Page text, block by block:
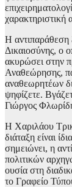
χαρακτηριστική
Η αντιπαράθεση
Δικαιοσύνης, ο
ακυρώσει στην
Αναθεώρησης,
αναθεωρητέων
ψηφίζετε.
Γιώργος
Η Χαριλάου
διάταξη είναι
σημειώνει, η
πολιτικών
ουσία στη
το Γραφείο